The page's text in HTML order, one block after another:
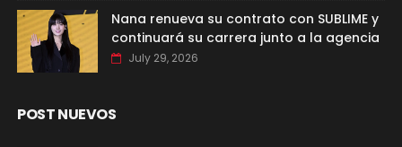
Nana renueva su contrato con SUBLIME y
continuará su carrera junto a la agencia
July 29, 2026
POST NUEVOS